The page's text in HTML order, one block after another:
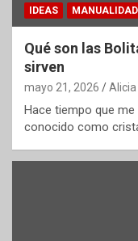
IDEAS
Qué son las
sirven
mayo 21, 2026 Alicia
Hace tiempo que
conocido como